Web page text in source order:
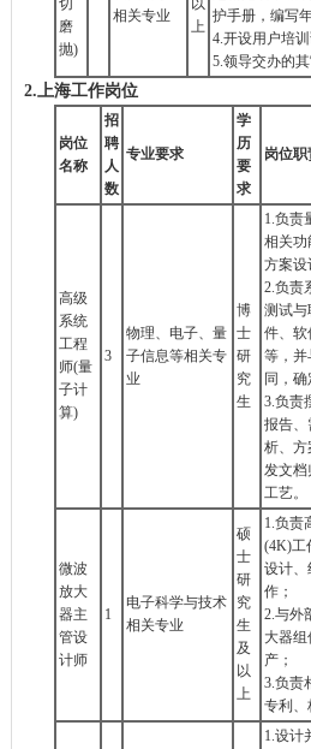
切
磨
抛)
相关专业
以
上
护手册，编写
4.开设用户培训
5.领导交办的其
2.上海工作岗位
岗位
名称
招
聘
人
数
专业要求
学
历
要
求
岗位职
高级
系统
工程
师(量
子计
算)
3
物理、电子、量
子信息等相关专
业
博
士
研
究
生
1.负责
相关功
方案设
2.负责
测试与
件、软
等，并
同，确
3.负责
报告、
析、方
发文档
工艺。
微波
放大
器主
管设
计师
1
电子科学与技术
相关专业
硕
士
研
究
生
及
以
上
1.负责
(4K)工
设计、
作；
2.与外
大器
产；
3.负责
专利、
1.设计